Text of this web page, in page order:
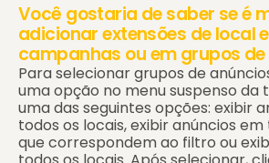
Você gostaria de saber se é
adicionar extensões de local
campanhas ou em grupos
Para selecionar grupos de
uma opção no menu suspenso da
uma das seguintes opções: exibir
todos os locais, exibir anúncios
que correspondem ao filtro ou